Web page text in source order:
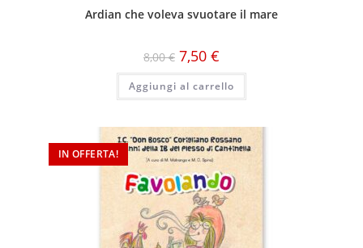
Ardian che voleva svuotare il mare
8,00€ 7,50 €
Aggiungi al carrello
IN OFFERTA!